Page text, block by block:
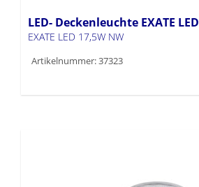
LED- Deckenleuchte EXATE LED
EXATE LED 17,5W NW
Artikelnummer: 37323